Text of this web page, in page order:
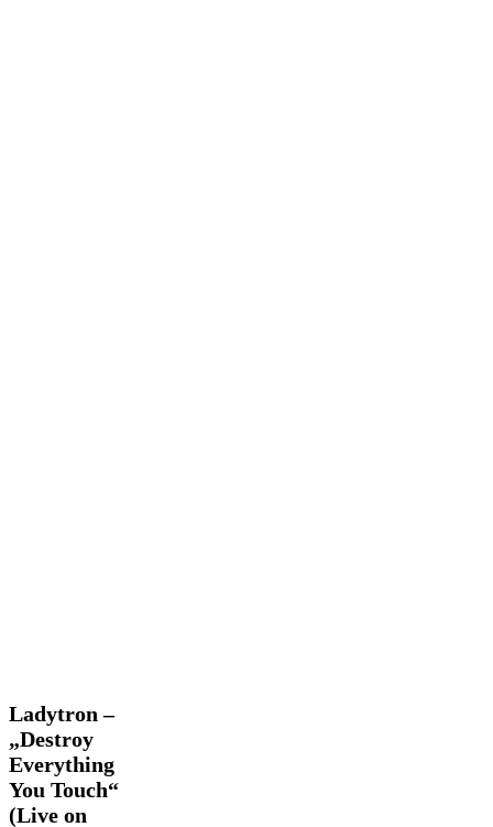
Ladytron
„Destroy
Everything
You
Touch“
Ladytron –
„Destroy
Everything
You Touch“
(Live on